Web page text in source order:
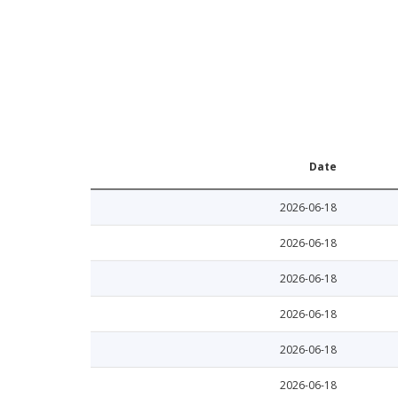
Date
2026-06-18
2026-06-18
2026-06-18
2026-06-18
2026-06-18
2026-06-18